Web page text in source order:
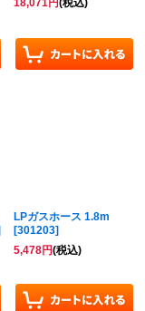
18,071円(税込)
LPガスホース 1.8m
[301203]
5,478円(税込)